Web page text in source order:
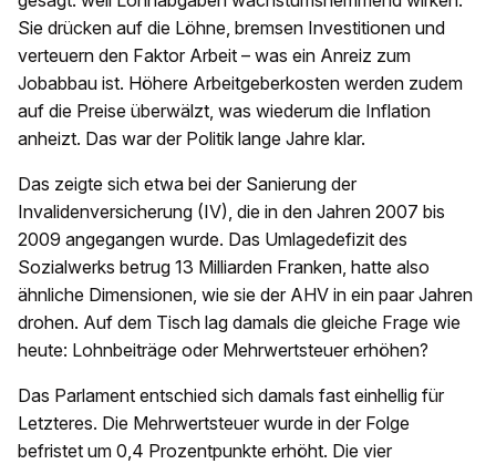
Sie drücken auf die Löhne, bremsen Investitionen und
verteuern den Faktor Arbeit – was ein Anreiz zum
Jobabbau ist. Höhere Arbeitgeberkosten werden zudem
auf die Preise überwälzt, was wiederum die Inflation
anheizt. Das war der Politik lange Jahre klar.
Das zeigte sich etwa bei der Sanierung der
Invalidenversicherung (IV), die in den Jahren 2007 bis
2009 angegangen wurde. Das Umlagedefizit des
Sozialwerks betrug 13 Milliarden Franken, hatte also
ähnliche Dimensionen, wie sie der AHV in ein paar Jahren
drohen. Auf dem Tisch lag damals die gleiche Frage wie
heute: Lohnbeiträge oder Mehrwertsteuer erhöhen?
Das Parlament entschied sich damals fast einhellig für
Letzteres. Die Mehrwertsteuer wurde in der Folge
befristet um 0,4 Prozentpunkte erhöht. Die vier